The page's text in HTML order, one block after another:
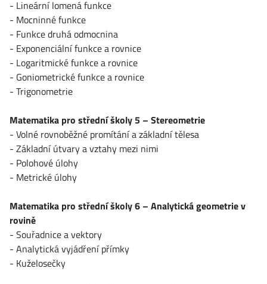
- Lineární lomená funkce
- Mocninné funkce
- Funkce druhá odmocnina
- Exponenciální funkce a rovnice
- Logaritmické funkce a rovnice
- Goniometrické funkce a rovnice
- Trigonometrie
Matematika pro střední školy 5 – Stereometrie
- Volné rovnoběžné promítání a základní tělesa
- Základní útvary a vztahy mezi nimi
- Polohové úlohy
- Metrické úlohy
Matematika pro střední školy 6 – Analytická geometrie v
rovině
- Souřadnice a vektory
- Analytická vyjádření přímky
- Kuželosečky